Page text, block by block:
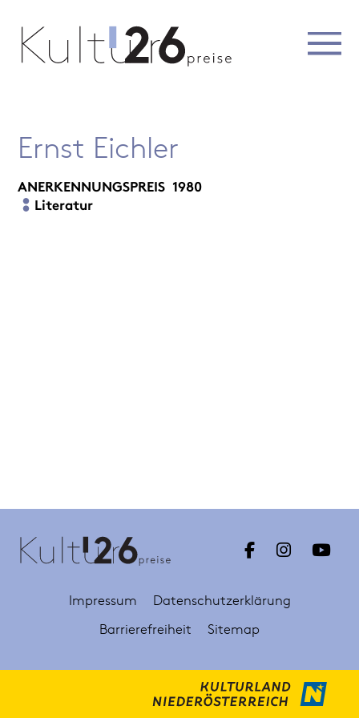
Ernst Eichler
ANERKENNUNGSPREIS 1980
Literatur
Impressum
Datenschutzerklärung
Barrierefreiheit
Sitemap